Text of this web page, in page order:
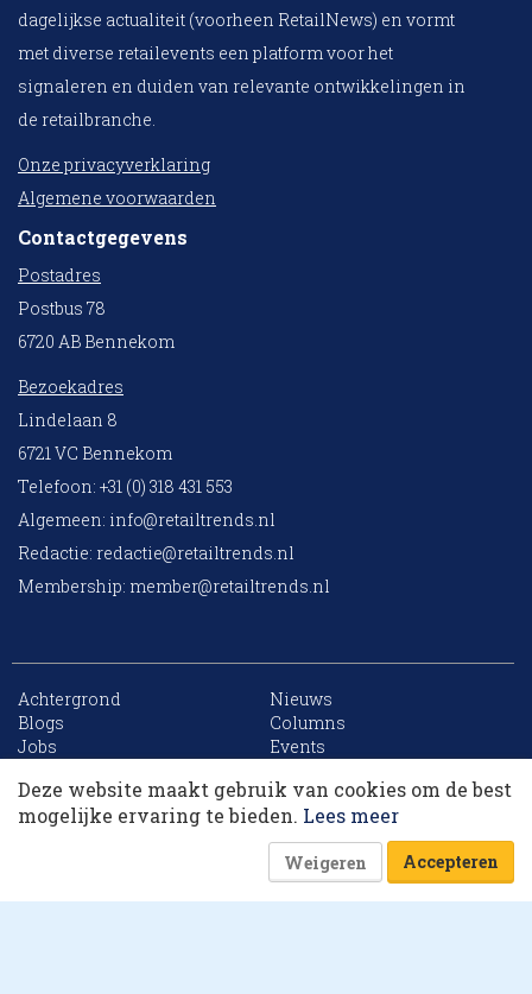
dagelijkse actualiteit (voorheen RetailNews) en vormt
met diverse retailevents een platform voor het
signaleren en duiden van relevante ontwikkelingen in
de retailbranche.
Onze privacyverklaring
Algemene voorwaarden
Contactgegevens
Postadres
Postbus 78
6720 AB Bennekom
Bezoekadres
Lindelaan 8
6721 VC Bennekom
Telefoon: +31 (0) 318 431 553
Algemeen: info@retailtrends.nl
Redactie: redactie@retailtrends.nl
Membership: member@retailtrends.nl
Achtergrond
Nieuws
Blogs
Columns
Jobs
Events
Archief
Sitemap
Website is powered by
Deze website maakt gebruik van cookies om de best
mogelijke ervaring te bieden. Lees meer
Weigeren Accepteren
10 collega’s
Korting op events